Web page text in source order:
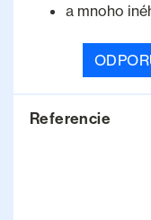
a mnoho
Referencie